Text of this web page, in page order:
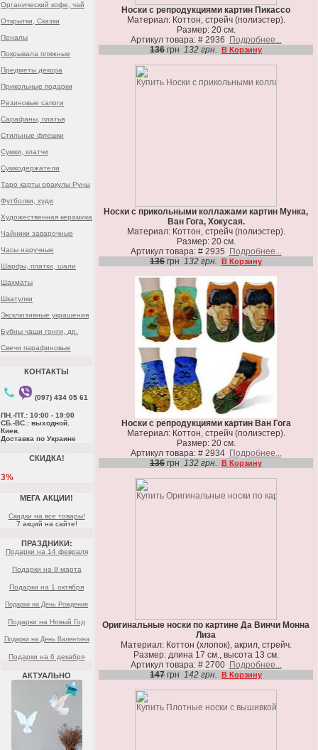
Органический кофе, чай
Открытки, Сказки
Пеналы
Покрывала пляжные
Предметы декора
Прикольные подарки
Резиновые сапоги
Сарафаны, платья
Стильные флешки
Сумки, клатчи
Сумкодержатели
Таро карты оракулы Руны
Футболки, худи
Художественная керамика
Чайники заварочные
Часы наручные
Шарфы, платки, шали
Шахматы
Шкатулки
Эксклюзивные украшения
Бубны чаши гонги, др.
Свечи парафиновые
КОНТАКТЫ
(097) 434 05 61
ПН.-ПТ.: 10:00 - 19:00
СБ.-ВС.: выходной.
Киев.
Доставка по Украине
СКИДКА!
3%
МЕГА АКЦИИ!
Скидки на все товары!
7 акций на сайте!
ПРАЗДНИКИ:
Подарки на 14 февраля
Подарки на 8 марта
Подарки на 1 октября
Подарки на День Рождения
Подарки на Новый Год
Подарки на День Валентина
Подарки на 6 декабря
АКТУАЛЬНО
Носки с репродукциями картин Пикассо
Материал: Коттон, стрейч (полиэстер).
Размер: 20 см.
Артикул товара: # 2936
Подробнее...
136 грн 132 грн. В Корзину
Носки с прикольными коллажами картин Мунка,
Ван Гога, Хокусая.
Материал: Коттон, стрейч (полиэстер).
Размер: 20 см.
Артикул товара: # 2935
Подробнее...
136 грн 132 грн. В Корзину
Носки с репродукциями картин Ван Гога
Материал: Коттон, стрейч (полиэстер).
Размер: 20 см.
Артикул товара: # 2934 Подробнее...
136 грн 132 грн. В Корзину
Оригинальные носки по картине Да Винчи Монна
Лиза
Материал: Коттон (хлопок), акрил, стрейч.
Размер: длина 17 см., высота 13 см.
Артикул товара: # 2700 Подробнее...
147 грн 142 грн. В Корзину